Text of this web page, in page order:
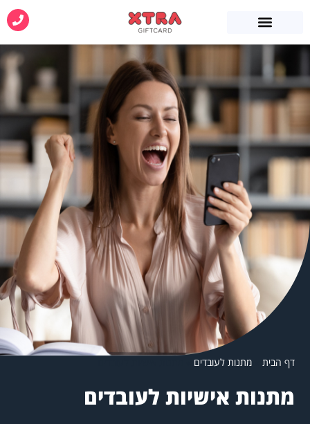
דף הבית »מתנות לעובדים
מתנות אישיות לעובדים